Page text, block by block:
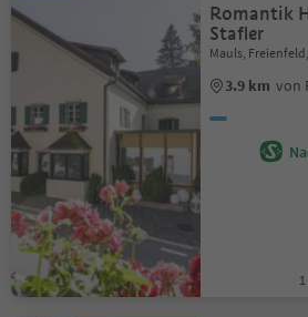
Romantik
Stafler
Mauls,
3.9 km von